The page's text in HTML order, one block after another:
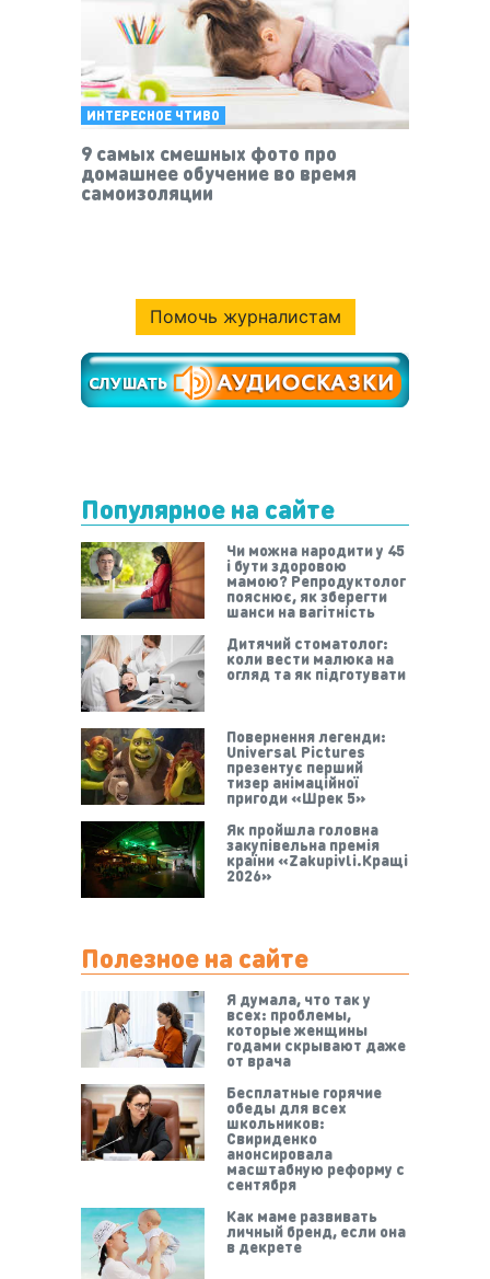
ИНТЕРЕСНОЕ ЧТИВО
9 самых смешных фото про
домашнее обучение во время
самоизоляции
Помочь журналистам
Популярное на сайте
Чи можна народити у 45
і бути здоровою
мамою? Репродуктолог
пояснює, як зберегти
шанси на вагітність
Дитячий стоматолог:
коли вести малюка на
огляд та як підготувати
Повернення легенди:
Universal Pictures
презентує перший
тизер анімаційної
пригоди «Шрек 5»
Як пройшла головна
закупівельна премія
країни «Zakupivli.Кращі
2026»
Полезное на сайте
Я думала, что так у
всех: проблемы,
которые женщины
годами скрывают даже
от врача
Бесплатные горячие
обеды для всех
школьников:
Свириденко
анонсировала
масштабную реформу с
сентября
Как маме развивать
личный бренд, если она
в декрете